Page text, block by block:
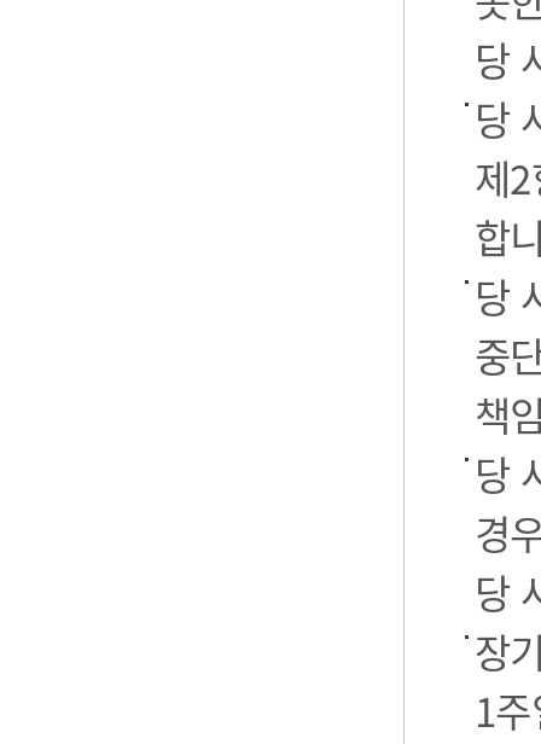
당
당
제
합
당
중
책
당
경
당
장
1